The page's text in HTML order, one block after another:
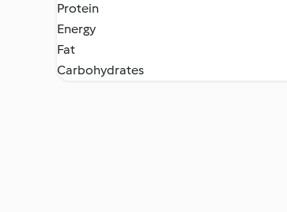
Protein
Energy
Fat
Carbohydrates